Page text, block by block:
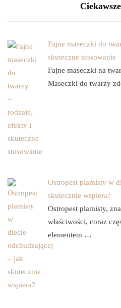
Fajne maseczki do
skuteczne stosowanie
Fajne maseczki na
Maseczki do twarzy
Ostropest plamisty w
skutecznie wspiera?
Ostropest plamisty,
właściwości, coraz
elementem …